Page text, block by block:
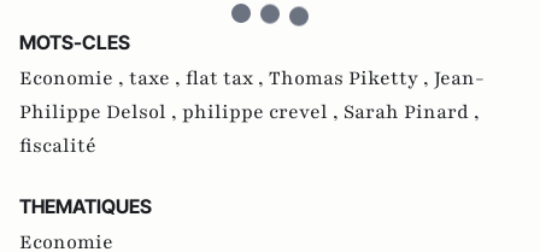
MOTS-CLES
Economie , taxe , flat tax , Thomas Piketty , Jean-
Philippe Delsol , philippe crevel , Sarah Pinard ,
fiscalité
THEMATIQUES
Economie